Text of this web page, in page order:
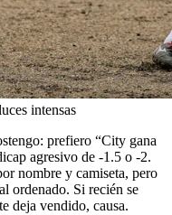
intensas
prefiero “City gana
agresivo de -1.5 o -2.
nombre y camiseta, pero
ordenado. Si recién se
deja vendido, causa.